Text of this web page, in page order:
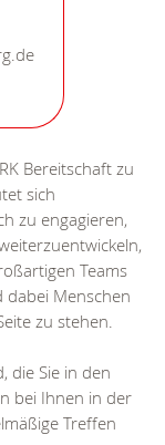
Bereitschaft zu
sich
zu engagieren,
Teams
dabei Menschen
zu stehen.
die Sie in den
bei Ihnen in der
Treffen